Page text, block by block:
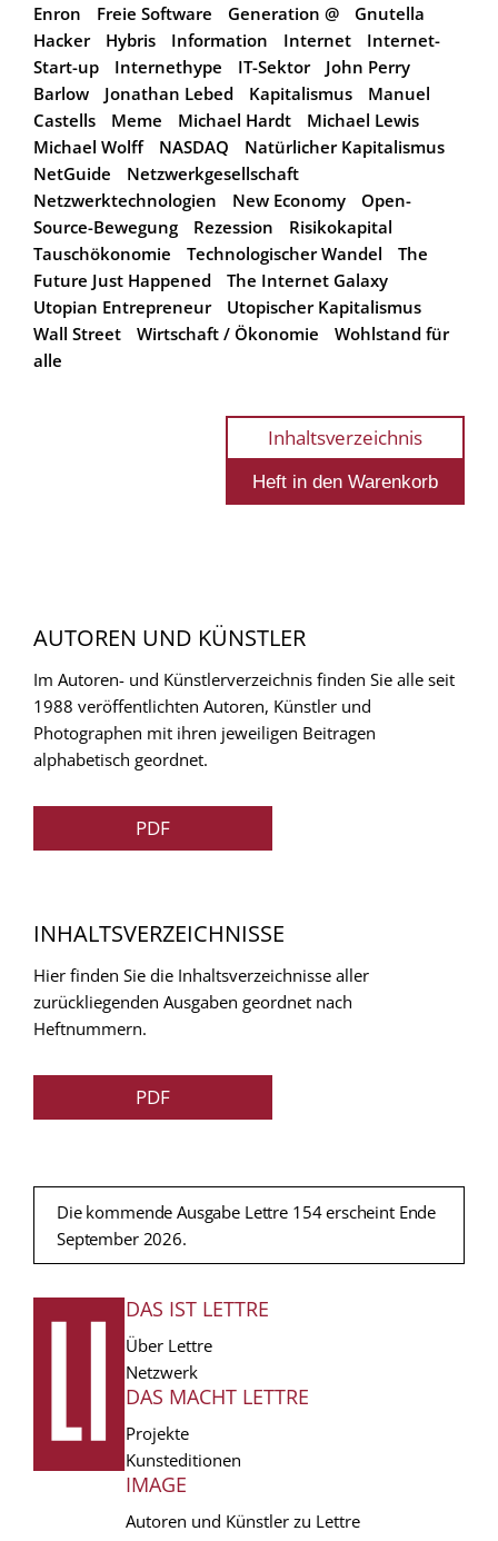
Enron
Freie Software Generation @
Gnutella
Hacker
Hybris Information Internet
Internet-
Start-up
Internethype IT-Sektor
John Perry
Barlow
Jonathan Lebed Kapitalismus
Manuel
Castells
Meme Michael Hardt
Michael Lewis
Michael Wolff
NASDAQ
Natürlicher Kapitalismus
NetGuide
Netzwerkgesellschaft
Netzwerktechnologien
New Economy
Open-
Source-Bewegung
Rezession
Risikokapital
Tauschökonomie
Technologischer Wandel
The
Future Just Happened
The Internet Galaxy
Utopian Entrepreneur
Utopischer Kapitalismus
Wall Street
Wirtschaft / Ökonomie
Wohlstand für
alle
Inhaltsverzeichnis
AUTOREN UND KÜNSTLER
Im Autoren- und Künstlerverzeichnis finden Sie alle seit
1988 veröffentlichten Autoren, Künstler und
Photographen mit ihren jeweiligen Beitragen
alphabetisch geordnet.
PDF
INHALTSVERZEICHNISSE
Hier finden Sie die Inhaltsverzeichnisse aller
zurückliegenden Ausgaben geordnet nach
Heftnummern.
PDF
Die kommende Ausgabe Lettre 154 erscheint Ende
September 2026.
FUSSZEILE
DAS IST LETTRE
Über Lettre
Netzwerk
DAS MACHT LETTRE
Projekte
Kunsteditionen
IMAGE
Autoren und Künstler zu Lettre